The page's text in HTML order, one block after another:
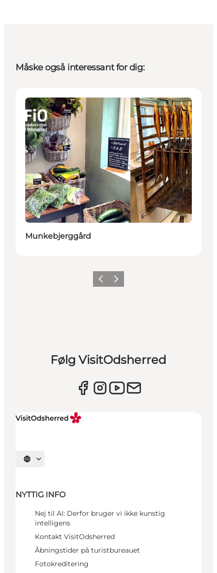
Måske også interessant for dig:
Mad og drikke
Munkebjerggård
Forrige billede
Næste billede
Følg VisitOdsherred
Vælg sprog
NYTTIG INFO
Nej til AI: Derfor bruger vi ikke kunstig
intelligens
Kontakt VisitOdsherred
Åbningstider på turistbureauet
Fotokreditering